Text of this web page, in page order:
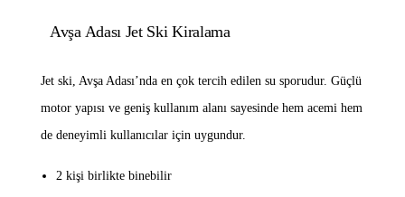
Avşa Adası Jet Ski Kiralama
Jet ski, Avşa Adası’nda en çok tercih edilen su sporudur. Güçlü
motor yapısı ve geniş kullanım alanı sayesinde hem acemi hem
de deneyimli kullanıcılar için uygundur.
2 kişi birlikte binebilir